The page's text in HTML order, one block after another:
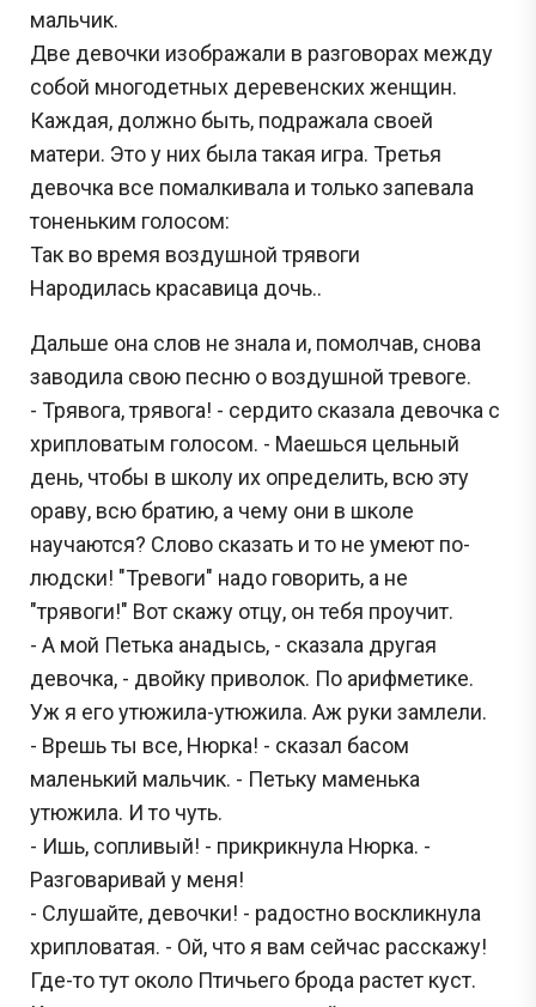
мальчик.
Две девочки изображали в разговорах между
собой многодетных деревенских женщин.
Каждая, должно быть, подражала своей
матери. Это у них была такая игра. Третья
девочка все помалкивала и только запевала
тоненьким голосом:
Так во время воздушной трявоги
Народилась красавица дочь..
Дальше она слов не знала и, помолчав, снова
заводила свою песню о воздушной тревоге.
- Трявога, трявога! - сердито сказала девочка с
хрипловатым голосом. - Маешься цельный
день, чтобы в школу их определить, всю эту
ораву, всю братию, а чему они в школе
научаются? Слово сказать и то не умеют по-
людски! "Тревоги" надо говорить, а не
"трявоги!" Вот скажу отцу, он тебя проучит.
- А мой Петька анадысь, - сказала другая
девочка, - двойку приволок. По арифметике.
Уж я его утюжила-утюжила. Аж руки замлели.
- Врешь ты все, Нюрка! - сказал басом
маленький мальчик. - Петьку маменька
утюжила. И то чуть.
- Ишь, сопливый! - прикрикнула Нюрка. -
Разговаривай у меня!
- Слушайте, девочки! - радостно воскликнула
хрипловатая. - Ой, что я вам сейчас расскажу!
Где-то тут около Птичьего брода растет куст.